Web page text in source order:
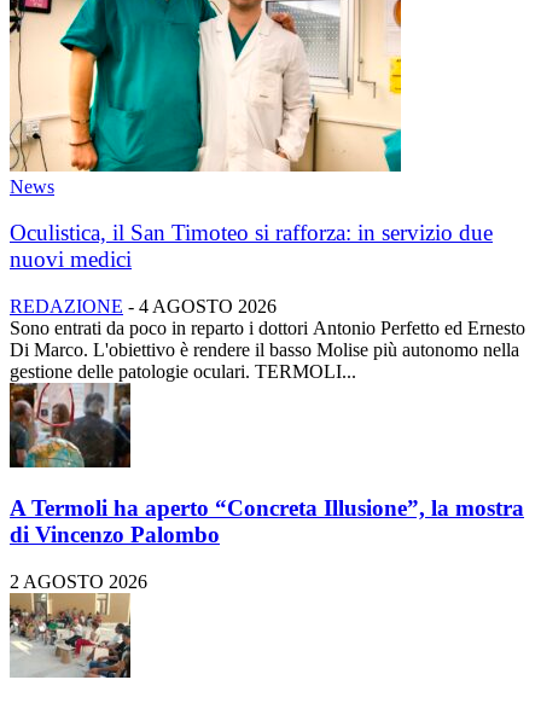
News
Oculistica, il San Timoteo si rafforza: in servizio due
nuovi medici
REDAZIONE - 4 AGOSTO 2026
Sono entrati da poco in reparto i dottori Antonio Perfetto ed Ernesto
Di Marco. L'obiettivo è rendere il basso Molise più autonomo nella
gestione delle patologie oculari. TERMOLI...
A Termoli ha aperto “Concreta Illusione”, la mostra
di Vincenzo Palombo
2 AGOSTO 2026